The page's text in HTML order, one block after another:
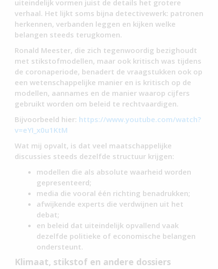
uiteindelijk vormen juist de details het grotere
verhaal. Het lijkt soms bijna detectivewerk: patronen
herkennen, verbanden leggen en kijken welke
belangen steeds terugkomen.
Ronald Meester, die zich tegenwoordig bezighoudt
met stikstofmodellen, maar ook kritisch was tijdens
de coronaperiode, benadert de vraagstukken ook op
een wetenschappelijke manier en is kritisch op de
modellen, aannames en de manier waarop cijfers
gebruikt worden om beleid te rechtvaardigen.
Bijvoorbeeld hier: https://www.youtube.com/watch?
v=eYI_x0u1KtM
Wat mij opvalt, is dat veel maatschappelijke
discussies steeds dezelfde structuur krijgen:
modellen die als absolute waarheid worden
gepresenteerd;
media die vooral één richting benadrukken;
afwijkende experts die verdwijnen uit het
debat;
en beleid dat uiteindelijk opvallend vaak
dezelfde politieke of economische belangen
ondersteunt.
Klimaat, stikstof en andere dossiers